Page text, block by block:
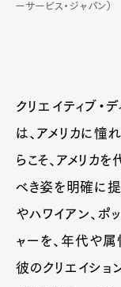
ーサービス・ジャパン）
クリエイティブ・
は、アメリカに憧
らこそ、アメリカ
べき姿を明確に提
やハワイアン、ポ
ャーを、年代や属
彼のクリエイショ